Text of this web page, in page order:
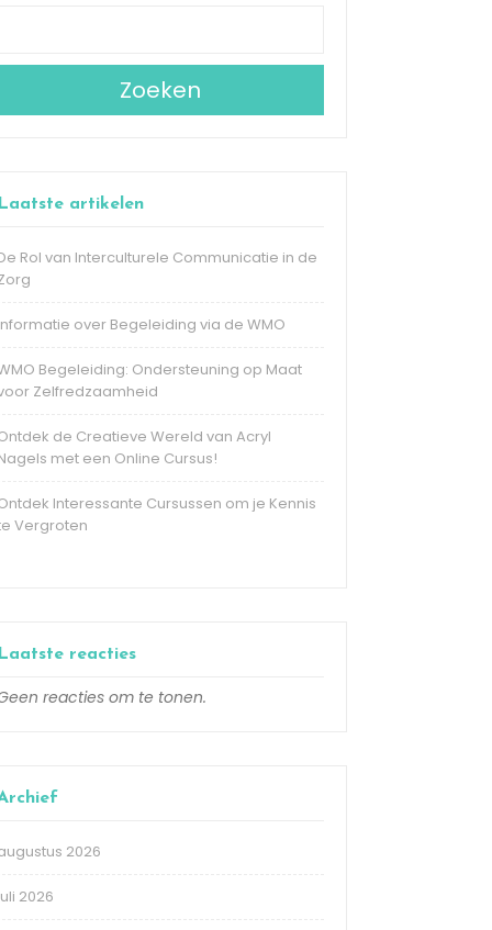
Zoeken
Laatste artikelen
Rol van Interculturele Communicatie in de
over Begeleiding via de WMO
Begeleiding: Ondersteuning op Maat
Zelfredzaamheid
de Creatieve Wereld van Acryl
met een Online Cursus!
Interessante Cursussen om je Kennis
Vergroten
Laatste reacties
reacties om te tonen.
2026
2026